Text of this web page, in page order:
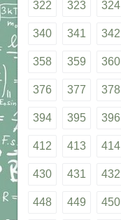
322 323 324
340 341 342
358 359 360
376 377 378
394 395 396
412 413 414
430 431 432
448 449 450